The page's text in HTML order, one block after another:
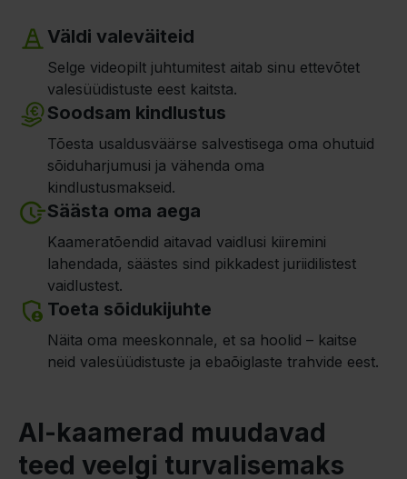
Väldi valeväiteid
Selge videopilt juhtumitest aitab sinu ettevõtet
valesüüdistuste eest kaitsta.
Soodsam kindlustus
Tõesta usaldusväärse salvestisega oma ohutuid
sõiduharjumusi ja vähenda oma
kindlustusmakseid.
Säästa oma aega
Kaameratõendid aitavad vaidlusi kiiremini
lahendada, säästes sind pikkadest juriidilistest
vaidlustest.
Toeta sõidukijuhte
Näita oma meeskonnale, et sa hoolid – kaitse
neid valesüüdistuste ja ebaõiglaste trahvide eest.
AI-kaamerad muudavad
teed veelgi turvalisemaks